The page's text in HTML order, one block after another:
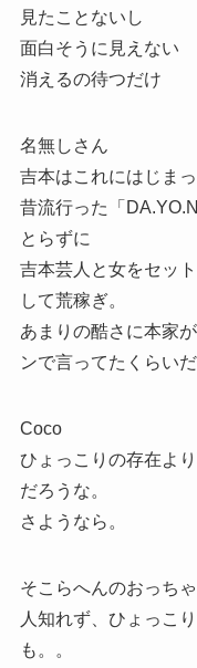
見たことないし
面白そうに見えない
消えるの待つだけ
名無しさん
吉本はこれにはじま
昔流行った「
とらずに
吉本芸人と女をセッ
して荒稼ぎ。
あまりの酷さに本家
ンで言ってたくらい
Coco
ひょっこりの存在よ
だろうな。
さようなら。
そこらへんのおっち
人知れず、ひょっこ
も。。